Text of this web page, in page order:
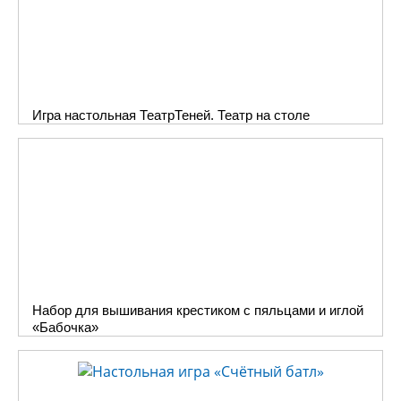
Игра настольная ТеатрТеней. Театр на столе
Набор для вышивания крестиком с пяльцами и иглой
«Бабочка»